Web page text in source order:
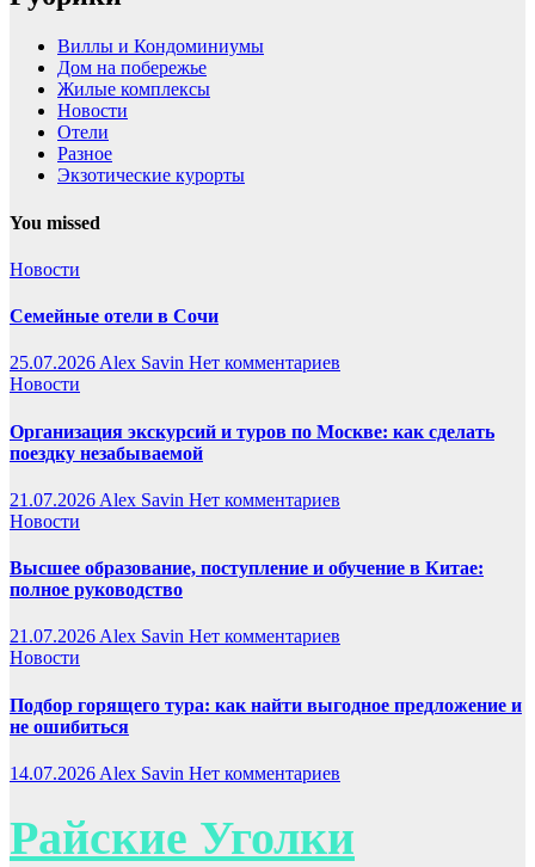
Виллы и Кондоминиумы
Дом на побережье
Жилые комплексы
Новости
Отели
Разное
Экзотические курорты
You missed
Новости
Семейные отели в Сочи
25.07.2026 Alex Savin Нет комментариев
Новости
Организация экскурсий и туров по Москве: как сделать
поездку незабываемой
21.07.2026 Alex Savin Нет комментариев
Новости
Высшее образование, поступление и обучение в Китае:
полное руководство
21.07.2026Alex Savin Нет комментариев
Новости
Подбор горящего тура: как найти выгодное предложение и
не ошибиться
14.07.2026 Alex Savin Нет комментариев
Райские Уголки